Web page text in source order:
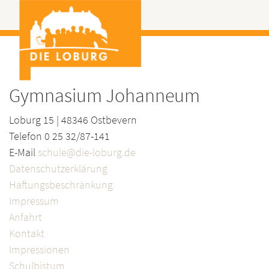
Gymnasium Johanneum
Loburg 15 | 48346 Ostbevern
Telefon 0 25 32/87-141
E-Mail schule@die-loburg.de
Datenschutzerklärung
Haftungsbeschränkung
Impressum
Anfahrt
Kontakt
Impressionen
Schulbistum